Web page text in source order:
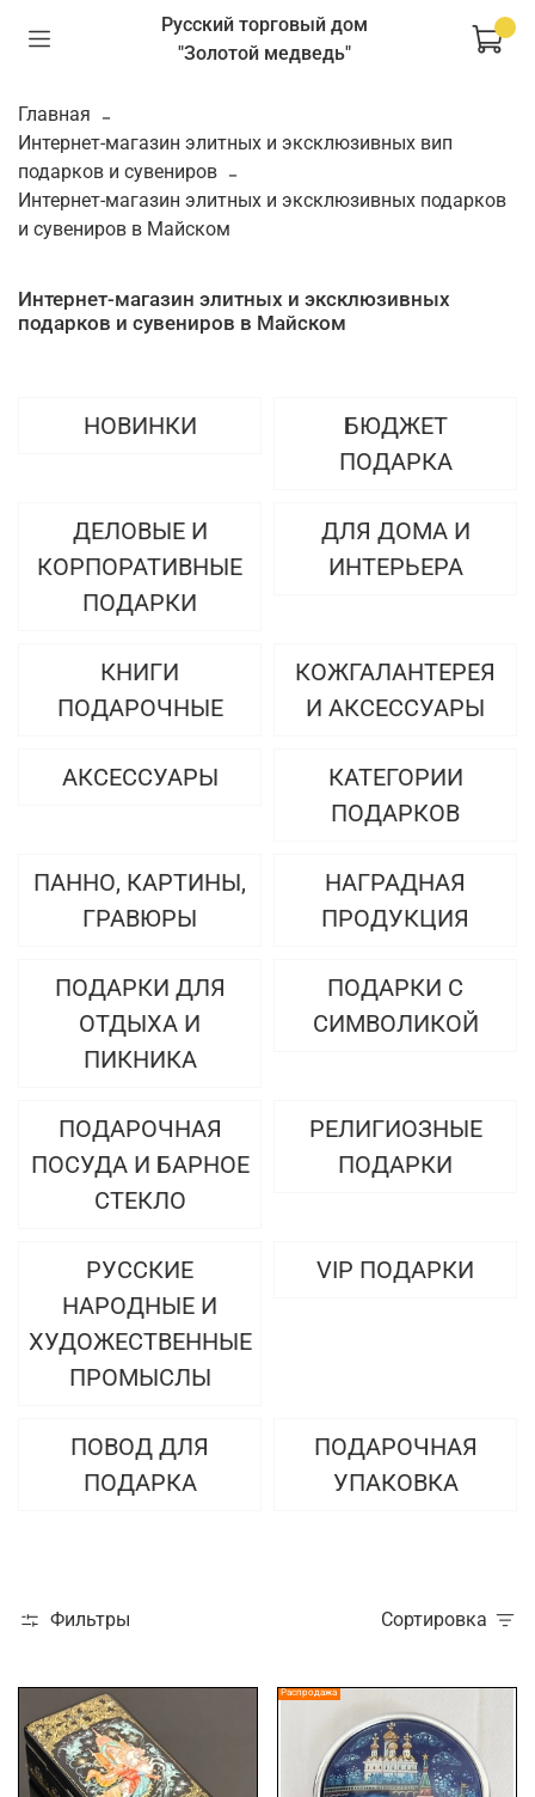
Русский торговый дом
"Золотой медведь"
Главная
Интернет-магазин элитных и эксклюзивных вип
подарков и сувениров
Интернет-магазин элитных и эксклюзивных подарков
и сувениров в Майском
Интернет-магазин элитных и эксклюзивных
подарков и сувениров в Майском
НОВИНКИ
БЮДЖЕТ
ПОДАРКА
ДЕЛОВЫЕ И
КОРПОРАТИВНЫЕ
ПОДАРКИ
ДЛЯ ДОМА И
ИНТЕРЬЕРА
КНИГИ
ПОДАРОЧНЫЕ
КОЖГАЛАНТЕРЕЯ
И АКСЕССУАРЫ
АКСЕССУАРЫ
КАТЕГОРИИ
ПОДАРКОВ
ПАННО, КАРТИНЫ,
ГРАВЮРЫ
НАГРАДНАЯ
ПРОДУКЦИЯ
ПОДАРКИ ДЛЯ
ОТДЫХА И
ПИКНИКА
ПОДАРКИ С
СИМВОЛИКОЙ
ПОДАРОЧНАЯ
ПОСУДА И БАРНОЕ
СТЕКЛО
РЕЛИГИОЗНЫЕ
ПОДАРКИ
РУССКИЕ
НАРОДНЫЕ И
ХУДОЖЕСТВЕННЫЕ
ПРОМЫСЛЫ
VIP ПОДАРКИ
ПОВОД ДЛЯ
ПОДАРКА
ПОДАРОЧНАЯ
УПАКОВКА
Фильтры Сортировка
Распродажа